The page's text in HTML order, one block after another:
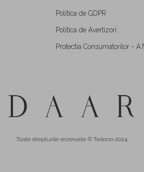
Politica de GDPR
Politica de Avertizori
Protectia Consumatorilor -
Toate drepturile rezervate © Teilor.ro 2024